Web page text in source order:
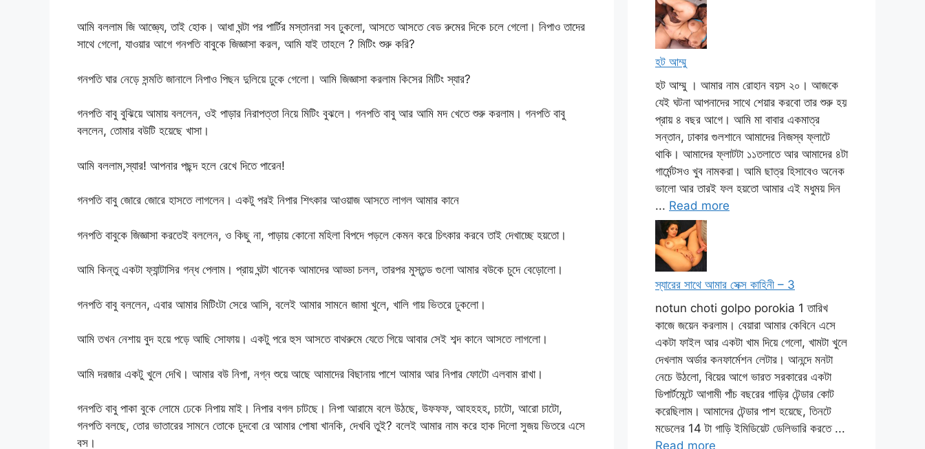
আমি বললাম জি আজ্ঞ্যে, তাই হোক। আধা ঘন্টা পর পার্টির মস্তানরা সব ঢুকলো, আসতে আসতে বেড রুমের দিকে চলে গেলো। নিপাও তাদের
সাথে গেলো, যাওয়ার আগে গনপতি বাবুকে জিজ্ঞাসা করল, আমি যাই তাহলে ? মিটিং শুরু করি?
গনপতি ঘার নেড়ে সন্মতি জানালে নিপাও পিছন দুলিয়ে ঢুকে গেলো। আমি জিজ্ঞাসা করলাম কিসের মিটিং স্যার?
গনপতি বাবু বুঝিয়ে আমায় বললেন, ওই পাড়ার নিরাপত্তা নিয়ে মিটিং বুঝলে। গনপতি বাবু আর আমি মদ খেতে শুরু করলাম। গনপতি বাবু
বললেন, তোমার বউটি হয়েছে খাসা।
আমি বললাম,স্যার! আপনার পছন্দ হলে রেখে দিতে পারেন!
গনপতি বাবু জোরে জোরে হাসতে লাগলেন। একটু পরই নিপার শিৎকার আওয়াজ আসতে লাগল আমার কানে
গনপতি বাবুকে জিজ্ঞাসা করতেই বললেন, ও কিছু না, পাড়ায় কোনো মহিলা বিপদে পড়লে কেমন করে চিৎকার করবে তাই দেখাচ্ছে হয়তো।
আমি কিন্তু একটা ফ্যান্টাসির গন্ধ পেলাম। প্রায় ঘন্টা খানেক আমাদের আড্ডা চলল, তারপর মুস্তন্ড গুলো আমার বউকে চুদে বেড়োলো।
গনপতি বাবু বললেন, এবার আমার মিটিংটা সেরে আসি, বলেই আমার সামনে জামা খুলে, খালি গায় ভিতরে ঢুকলো।
আমি তখন নেশায় বুদ হয়ে পড়ে আছি সোফায়। একটু পরে হুস আসতে বাথরুমে যেতে গিয়ে আবার সেই শব্দ কানে আসতে লাগলো।
আমি দরজার একটু খুলে দেখি। আমার বউ নিপা, নগ্ন শুয়ে আছে আমাদের বিছানায় পাশে আমার আর নিপার ফোটো এলবাম রাখা।
গনপতি বাবু পাকা বুকে লোমে ঢেকে নিপায় মাই। নিপার বগল চাটছে। নিপা আরামে বলে উঠছে, উফফফ, আহহহহ, চাটো, আরো চাটো,
গনপতি বলছে, তোর ভাতারের সামনে তোকে চুদবো রে আমার পোষা খানকি, দেখবি তুই? বলেই আমার নাম করে হাক দিলো সুজয় ভিতরে এসে
বস।
হট আম্মু
হট আম্মু । আমার নাম রোহান বয়স ২০। আজকে
যেই ঘটনা আপনাদের সাথে শেয়ার করবো তার শুরু হয়
প্রায় ৪ বছর আগে। আমি মা বাবার একমাত্র
সন্তান, ঢাকার গুলশানে আমাদের নিজস্ব ফ্লাটে
থাকি। আমাদের ফ্লাটটা ১১তলাতে আর আমাদের ৪টা
গার্মেন্টসও খুব নামকরা। আমি ছাত্র হিসাবেও অনেক
ভালো আর তারই ফল হয়তো আমার এই মধুময় দিন
... Read more
স্যারের সাথে আমার সেক্স কাহিনী – 3
notun choti golpo porokia 1 তারিখ
কাজে জয়েন করলাম। বেয়ারা আমার কেবিনে এসে
একটা ফাইল আর একটা খাম দিয়ে গেলো, খামটা খুলে
দেখলাম অর্ডার কনফার্মেশন লেটার। আনন্দে মনটা
নেচে উঠলো, বিয়ের আগে ভারত সরকারের একটা
ডিপার্টমেন্টে আগামী পাঁচ বছরের গাড়ির টেন্ডার কোট
করেছিলাম। আমাদের টেন্ডার পাশ হয়েছে, তিনটে
মডেলের 14 টা গাড়ি ইমিডিয়েট ডেলিভারি করতে ...
Read more